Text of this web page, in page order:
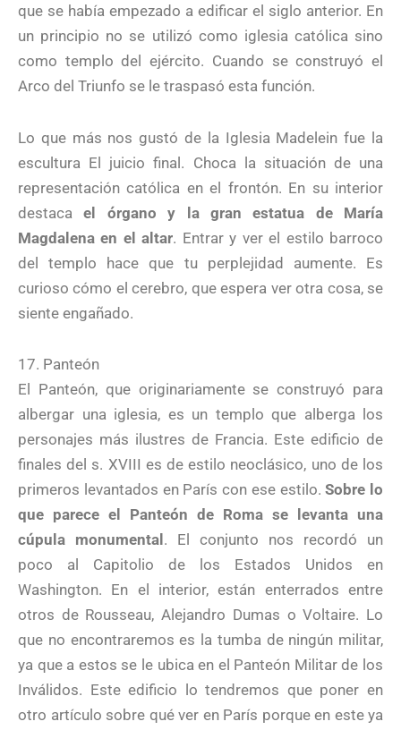
que se había empezado a edificar el siglo anterior. En
un principio no se utilizó como iglesia católica sino
como templo del ejército. Cuando se construyó el
Arco del Triunfo se le traspasó esta función.
Lo que más nos gustó de la Iglesia Madelein fue la
escultura El juicio final. Choca la situación de una
representación católica en el frontón. En su interior
destacael órgano y la gran estatua de María
Magdalena en el altar. Entrar y ver el estilo barroco
del templo hace que tu perplejidad aumente. Es
curioso cómo el cerebro, que espera ver otra cosa, se
siente engañado.
17. Panteón
El Panteón, que originariamente se construyó para
albergar una iglesia, es un templo que alberga los
personajes más ilustres de Francia. Este edificio de
finales del s. XVIII es de estilo neoclásico, uno de los
primeros levantados en París con ese estilo.Sobre lo
que parece el Panteón de Roma se levanta una
cúpula monumental . El conjunto nos recordó un
poco al Capitolio de los Estados Unidos en
Washington. En el interior, están enterrados entre
otros de Rousseau, Alejandro Dumas o Voltaire. Lo
que no encontraremos es la tumba de ningún militar,
ya que a estos se le ubica en el Panteón Militar de los
Inválidos. Este edificio lo tendremos que poner en
otro artículo sobre qué ver en París porque en este ya